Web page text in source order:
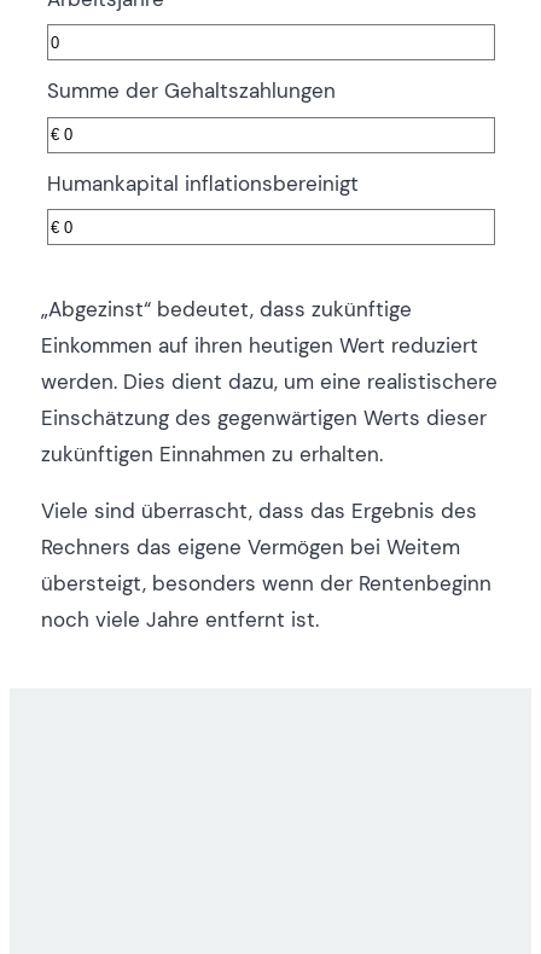
Summe der Gehaltszahlungen
Humankapital inflationsbereinigt
„Abgezinst“ bedeutet, dass zukünftige
Einkommen auf ihren heutigen Wert reduziert
werden. Dies dient dazu, um eine realistischere
Einschätzung des gegenwärtigen Werts dieser
zukünftigen Einnahmen zu erhalten.
Viele sind überrascht, dass das Ergebnis des
Rechners das eigene Vermögen bei Weitem
übersteigt, besonders wenn der Rentenbeginn
noch viele Jahre entfernt ist.